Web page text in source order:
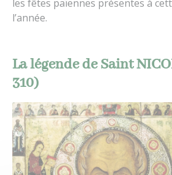
les fêtes païennes présentes à
l’année.
La légende de Saint
310)